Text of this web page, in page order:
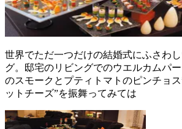
世界でただ一つだけの結婚式にふさわ
グ。邸宅のリビングでのウエルカムパ
のスモークとプティトマトのピンチョ
ットチーズ”を振舞ってみては